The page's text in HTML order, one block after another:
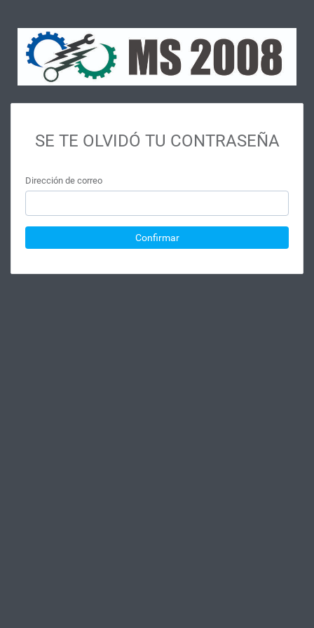
SE TE OLVIDÓ TU CONTRASEÑA
Dirección de correo
Confirmar